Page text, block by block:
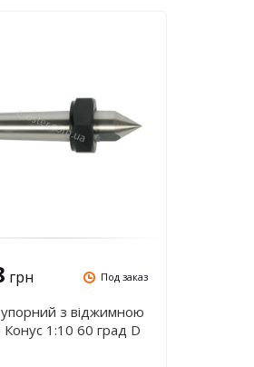
грн Под заказ
з віджимною
Конус 1:10 60 град D